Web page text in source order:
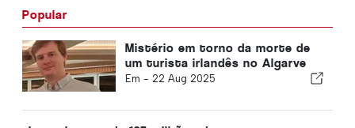
Popular
Mistério em torno da morte de
um turista irlandês no Algarve
Em - 22 Aug 2025